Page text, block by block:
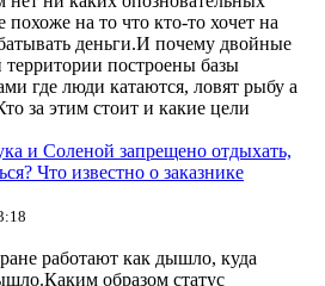
похоже на то что кто-то хочет на
деньги.И почему двойные
территории построены базы
где люди катаются, ловят рыбу а
за этим стоит и какие цели
и Соленой запрещено отдыхать,
Что известно о заказнике
работают как дышло, куда
образом статус